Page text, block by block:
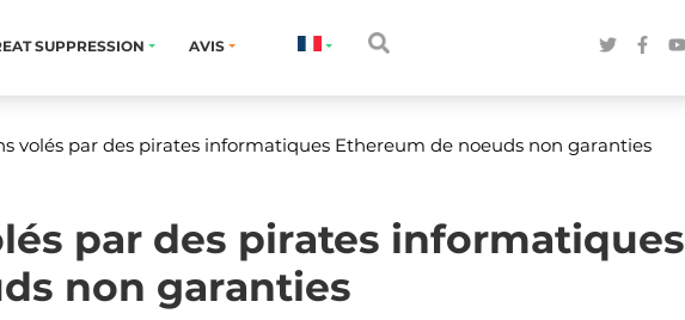
SUPPRESSION AVIS
volés par des pirates informatiques Ethereum de noeuds non garanties
par des pirates informatiques
non garanties